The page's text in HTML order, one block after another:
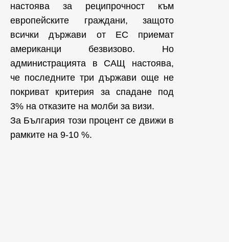
настоява за реципрочност към
европейските граждани, защото
всички държави от ЕС приемат
американци безвизово. Но
администрацията в САЩ настоява,
че последните три държави още не
покриват критерия за спадане под
3% на отказите на молби за визи.
За България този процент се движи в
рамките на 9-10 %.